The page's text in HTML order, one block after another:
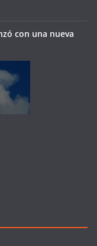
con una nueva